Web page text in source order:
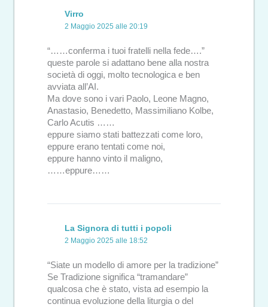
Virro
2 Maggio 2025 alle 20:19
“……conferma i tuoi fratelli nella fede….”
queste parole si adattano bene alla nostra
società di oggi, molto tecnologica e ben
avviata all’AI.
Ma dove sono i vari Paolo, Leone Magno,
Anastasio, Benedetto, Massimiliano Kolbe,
Carlo Acutis ……
eppure siamo stati battezzati come loro,
eppure erano tentati come noi,
eppure hanno vinto il maligno,
……eppure……
La Signora di tutti i popoli
2 Maggio 2025 alle 18:52
“Siate un modello di amore per la tradizione”
Se Tradizione significa “tramandare”
qualcosa che è stato, vista ad esempio la
continua evoluzione della liturgia o del